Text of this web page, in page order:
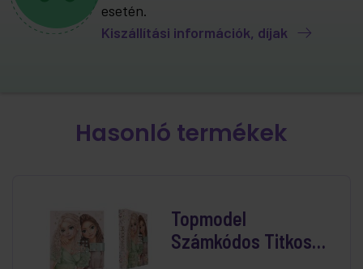
esetén.
Kiszállítási információk, díjak
Hasonló termékek
Topmodel
Számkódos Titkos